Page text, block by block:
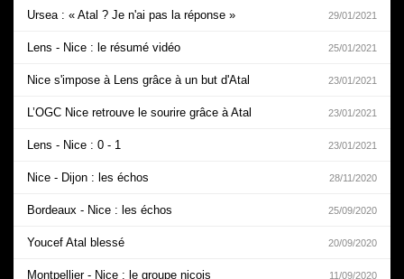
Ursea : « Atal ? Je n'ai pas la réponse » 29/01/2021
Lens - Nice : le résumé vidéo 25/01/2021
Nice s'impose à Lens grâce à un but d'Atal 23/01/2021
L’OGC Nice retrouve le sourire grâce à Atal 23/01/2021
Lens - Nice : 0 - 1 23/01/2021
Nice - Dijon : les échos 28/11/2020
Bordeaux - Nice : les échos 25/09/2020
Youcef Atal blessé 20/09/2020
Montpellier - Nice : le groupe niçois 11/09/2020